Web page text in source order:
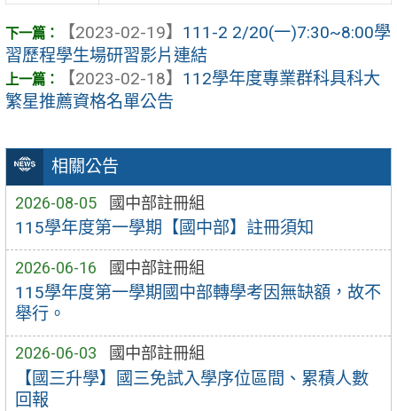
相關公告
2026-08-05 國中部註冊組
115學年度第一學期【國中部】註冊須知
2026-06-16 國中部註冊組
115學年度第一學期國中部轉學考因無缺額，故不
舉行。
2026-06-03 國中部註冊組
【國三升學】國三免試入學序位區間、累積人數
回報
【2023-02-19】 111-2 2/20(一)7:30~8:00學
習歷程學生場研習影片連結
【2023-02-18】 112學年度專業群科具科大
繁星推薦資格名單公告